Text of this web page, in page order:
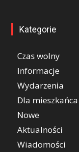
Kategorie
Czas wolny
Informacje
Wydarzenia
Dla mieszkańca
Nowe
Aktualności
Wiadomości